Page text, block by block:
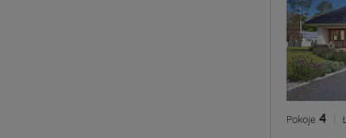
Pokoje 4